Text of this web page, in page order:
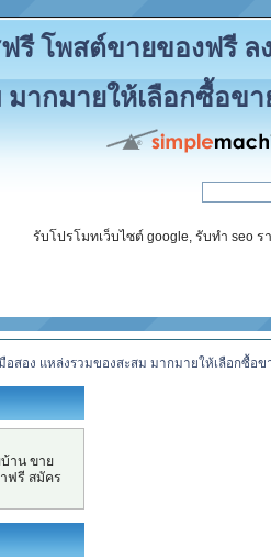
รี โพสต์ขายของฟรี
ากมายให้เลือกซื้อขา
รับโปรโมทเว็บไซต์ google, รับทำ seo
อง แหล่งรวมของสะสม มากมายให้เลือกซื้อข
าน ขาย
ฟรี สมัคร